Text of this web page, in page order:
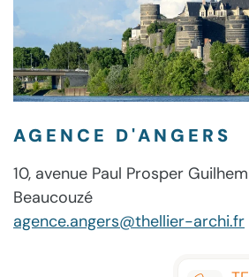
AGENCE D'ANGERS
10, avenue Paul Prosper
Beaucouzé
agence.angers@thellier-archi.fr